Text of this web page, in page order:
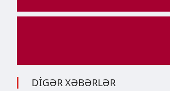
DİGƏR XƏBƏRLƏR